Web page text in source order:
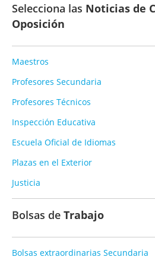
Selecciona las Noticias de
Oposición
Maestros
Profesores Secundaria
Profesores Técnicos
Inspección Educativa
Escuela Oficial de Idiomas
Plazas en el Exterior
Justicia
Bolsas de Trabajo
Bolsas extraordinarias Secundaria